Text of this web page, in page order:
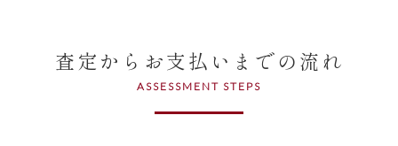
査定からお支払いまでの流れ
ASSESSMENT STEPS